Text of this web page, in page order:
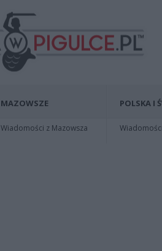
MAZOWSZE
Wiadomości z Mazowsza
POLSKA I